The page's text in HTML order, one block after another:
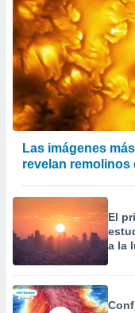
Las imágenes
revelan remolinos
El
a la